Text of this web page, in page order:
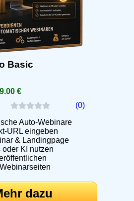
Basic
€
(0)
Auto-Webinare
URL eingeben
& Landingpage
KI nutzen
dazu